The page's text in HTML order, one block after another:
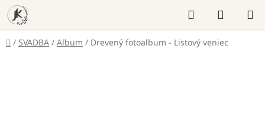
Prejsť
na
obsah
Hľadať
KOŠÍK
Domov
/ SVADBA / Album / Drevený fotoalbum - Listový veniec